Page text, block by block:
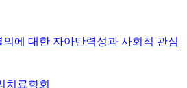
에 대한 자아탄력성과 사회적 관심
치료학회